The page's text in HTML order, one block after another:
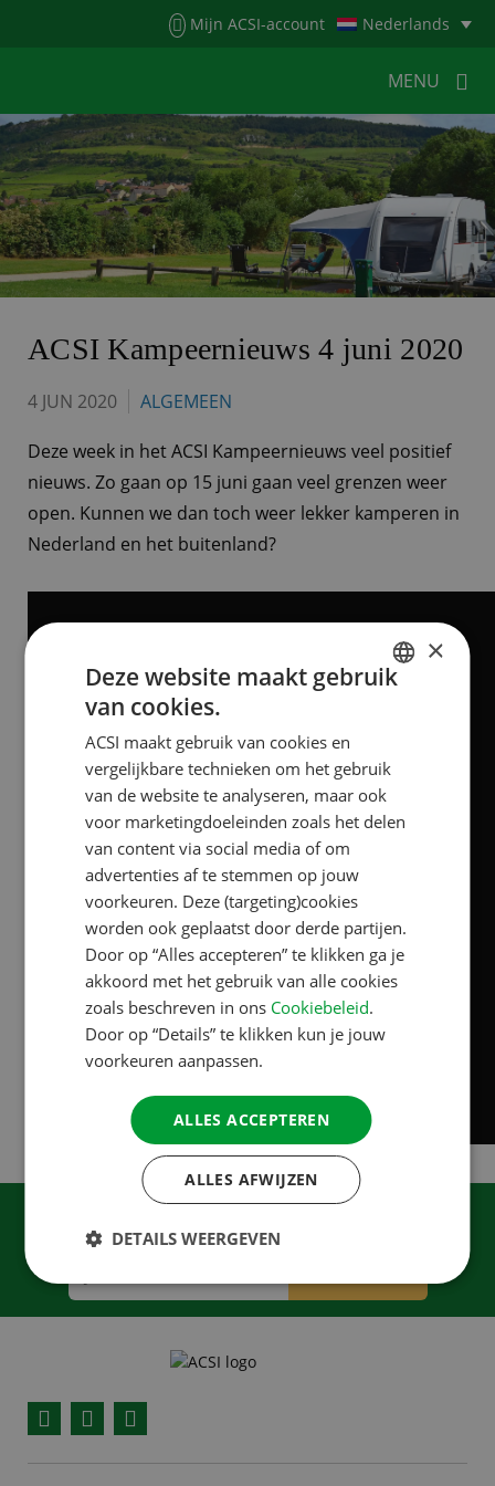
Mijn ACSI-account Nederlands
MENU
MENUMENU
HOME VOOR KAMPEERDERS
VOOR CAMPINGSKAMPEERNIEUWS
ACSI WEBSHOP WERKEN BIJ ACSI
CONTACT
ACSI Kampeernieuws 4 juni 2020
4 JUN 2020 ALGEMEEN
Deze week in het ACSI Kampeernieuws veel positief
nieuws. Zo gaan op 15 juni gaan veel grenzen weer
open. Kunnen we dan toch weer lekker kamperen in
Nederland en het buitenland?
Meld je aan voor onze nieuwsbrief
FRENCH
GERMAN
SPANISH
SWEDISH
×
Deze website maakt gebruik
van cookies.
ACSI maakt gebruik van cookies en
vergelijkbare technieken om het gebruik
van de website te analyseren, maar ook
voor marketingdoeleinden zoals het delen
van content via social media of om
advertenties af te stemmen op jouw
voorkeuren. Deze (targeting)cookies
worden ook geplaatst door derde partijen.
Door op “Alles accepteren” te klikken ga je
akkoord met het gebruik van alle cookies
zoals beschreven in ons Cookiebeleid.
Door op “Details” te klikken kun je jouw
voorkeuren aanpassen.
ALLES ACCEPTEREN
ALLES AFWIJZEN
DETAILS WEERGEVEN